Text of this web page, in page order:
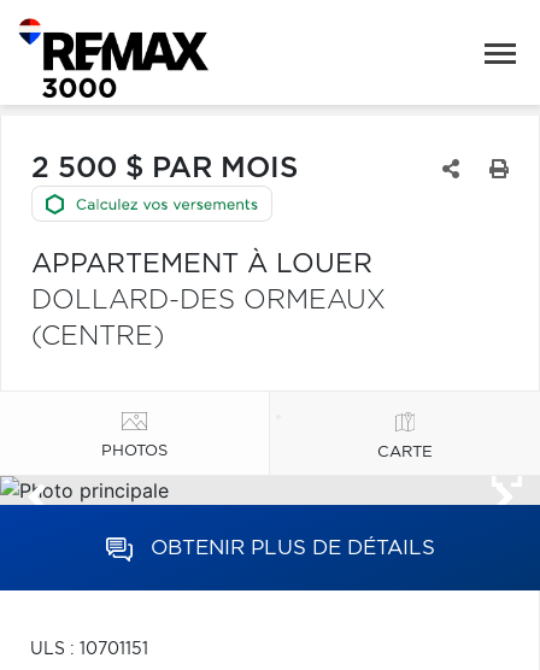
2 500 $ PAR MOIS
APPARTEMENT À LOUER
DOLLARD-DES ORMEAUX
(CENTRE)
PHOTOS CARTE
OBTENIR PLUS DE DÉTAILS
ULS : 10701151